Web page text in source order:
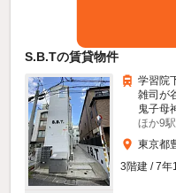
S.B.Tの賃貸物件
学習院
雑司が
鬼子母
ほか9駅
東京都
3階建 / 7年